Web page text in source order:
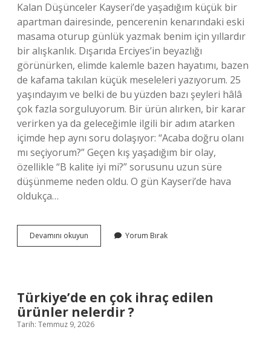
Kalan Düşünceler Kayseri’de yaşadığım küçük bir
apartman dairesinde, pencerenin kenarındaki eski
masama oturup günlük yazmak benim için yıllardır
bir alışkanlık. Dışarıda Erciyes’in beyazlığı
görünürken, elimde kalemle bazen hayatımı, bazen
de kafama takılan küçük meseleleri yazıyorum. 25
yaşındayım ve belki de bu yüzden bazı şeyleri hâlâ
çok fazla sorguluyorum. Bir ürün alırken, bir karar
verirken ya da geleceğimle ilgili bir adım atarken
içimde hep aynı soru dolaşıyor: “Acaba doğru olanı
mı seçiyorum?” Geçen kış yaşadığım bir olay,
özellikle “B kalite iyi mi?” sorusunu uzun süre
düşünmeme neden oldu. O gün Kayseri’de hava
oldukça…
Devamını okuyun
kalite
Yorum Bırak
Türkiye’de en çok ihraç edilen
ürünler nelerdir ?
Tarih: Temmuz 9, 2026